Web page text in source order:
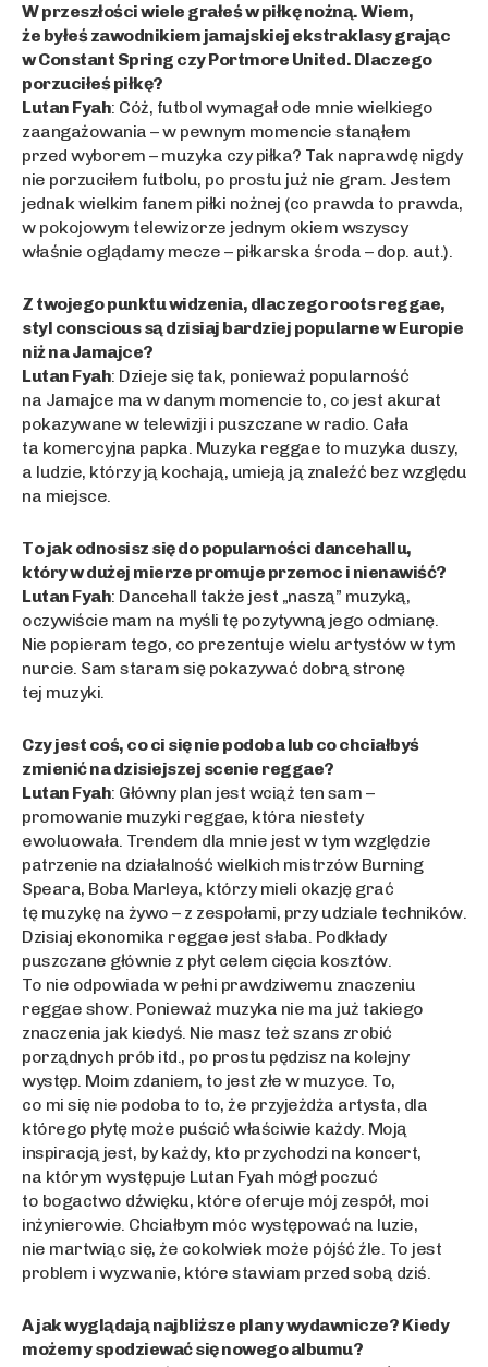
W przeszłości wiele grałeś w piłkę nożną. Wiem,
że byłeś zawodnikiem jamajskiej ekstraklasy grając
w Constant Spring czy Portmore United. Dlaczego
porzuciłeś piłkę?
Lutan Fyah: Cóż, futbol wymagał ode mnie wielkiego
zaangażowania – w pewnym momencie stanąłem
przed wyborem – muzyka czy piłka? Tak naprawdę nigdy
nie porzuciłem futbolu, po prostu już nie gram. Jestem
jednak wielkim fanem piłki nożnej (co prawda to prawda,
w pokojowym telewizorze jednym okiem wszyscy
właśnie oglądamy mecze – piłkarska środa – dop. aut.).
Z twojego punktu widzenia, dlaczego roots reggae,
styl conscious są dzisiaj bardziej popularne w Europie
niż na Jamajce?
Lutan Fyah: Dzieje się tak, ponieważ popularność
na Jamajce ma w danym momencie to, co jest akurat
pokazywane w telewizji i puszczane w radio. Cała
ta komercyjna papka. Muzyka reggae to muzyka duszy,
a ludzie, którzy ją kochają, umieją ją znaleźć bez względu
na miejsce.
To jak odnosisz się do popularności dancehallu,
który w dużej mierze promuje przemoc i nienawiść?
Lutan Fyah: Dancehall także jest „naszą” muzyką,
oczywiście mam na myśli tę pozytywną jego odmianę.
Nie popieram tego, co prezentuje wielu artystów w tym
nurcie. Sam staram się pokazywać dobrą stronę
tej muzyki.
Czy jest coś, co ci się nie podoba lub co chciałbyś
zmienić na dzisiejszej scenie reggae?
Lutan Fyah: Główny plan jest wciąż ten sam –
promowanie muzyki reggae, która niestety
ewoluowała. Trendem dla mnie jest w tym względzie
patrzenie na działalność wielkich mistrzów Burning
Speara, Boba Marleya, którzy mieli okazję grać
tę muzykę na żywo – z zespołami, przy udziale techników.
Dzisiaj ekonomika reggae jest słaba. Podkłady
puszczane głównie z płyt celem cięcia kosztów.
To nie odpowiada w pełni prawdziwemu znaczeniu
reggae show. Ponieważ muzyka nie ma już takiego
znaczenia jak kiedyś. Nie masz też szans zrobić
porządnych prób itd., po prostu pędzisz na kolejny
występ. Moim zdaniem, to jest złe w muzyce. To,
co mi się nie podoba to to, że przyjeżdża artysta, dla
którego płytę może puścić właściwie każdy. Moją
inspiracją jest, by każdy, kto przychodzi na koncert,
na którym występuje Lutan Fyah mógł poczuć
to bogactwo dźwięku, które oferuje mój zespół, moi
inżynierowie. Chciałbym móc występować na luzie,
nie martwiąc się, że cokolwiek może pójść źle. To jest
problem i wyzwanie, które stawiam przed sobą dziś.
A jak wyglądają najbliższe plany wydawnicze? Kiedy
możemy spodziewać się nowego albumu?